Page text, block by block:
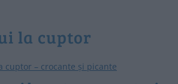
la cuptor